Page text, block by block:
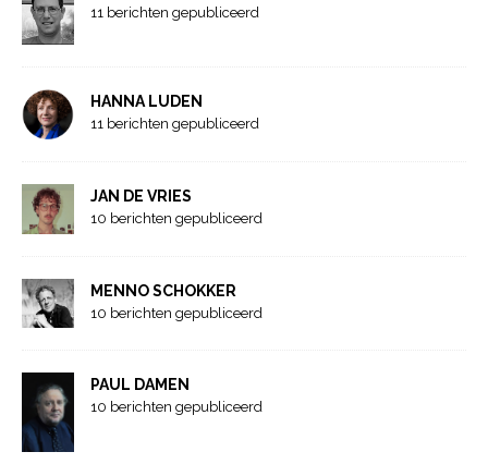
11 berichten gepubliceerd
HANNA LUDEN
11 berichten gepubliceerd
JAN DE VRIES
10 berichten gepubliceerd
MENNO SCHOKKER
10 berichten gepubliceerd
PAUL DAMEN
10 berichten gepubliceerd